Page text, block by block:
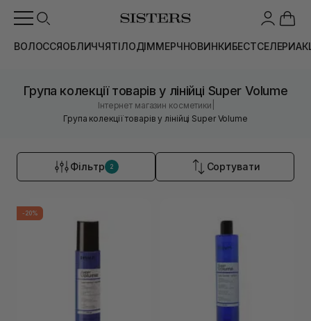
ВОЛОССЯОБЛИЧЧЯТІЛОДІММЕРЧНОВИНКИБЕСТСЕЛЕРИ
Група колекції товарів у лінійці Super Volume
Інтернет магазин косметики
Група колекції товарів у лінійці Super Volume
Фільтр 2 Сортувати
-20%